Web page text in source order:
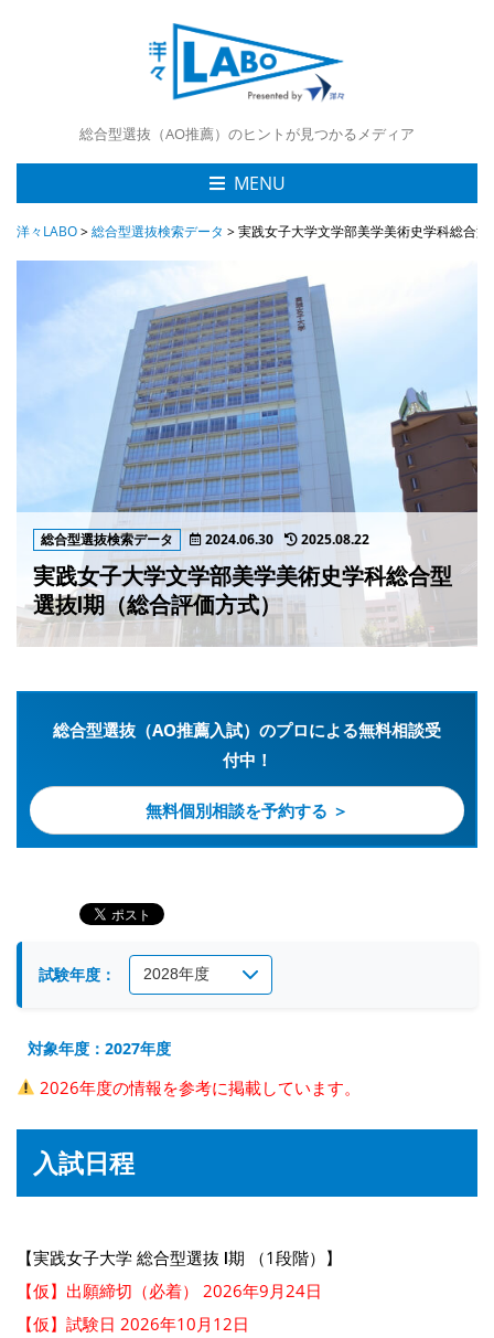
総合型選抜（AO推薦）のヒントが見つかるメディア
MENU
洋々LABO>総合型選抜検索データ >実践女子大学文学部美学美術史学科総合型
総合型選抜検索データ 2024.06.30 2025.08.22
実践女子大学文学部美学美術史学科総合型
選抜Ⅰ期（総合評価方式）
総合型選抜（AO推薦入試）のプロによる無料相談受
付中！
無料個別相談を予約する ＞
試験年度：
対象年度：2027年度
2026年度の情報を参考に掲載しています。
入試日程
【実践女子大学 総合型選抜 Ⅰ期 （1段階）】
【仮】出願締切（必着） 2026年9月24日
【仮】試験日 2026年10月12日